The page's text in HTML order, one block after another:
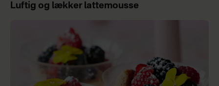
Luftig og lækker lattemousse